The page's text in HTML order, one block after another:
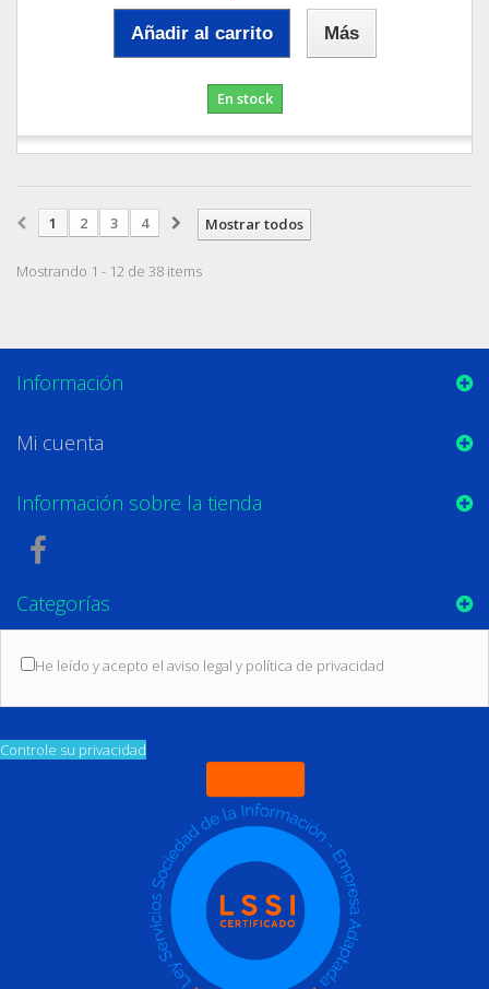
Añadir al carrito Más
En stock
Mostrar todos
1 2 3 4
Mostrando 1 - 12 de 38 items
Información
Mi cuenta
Información sobre la tienda
Categorías
He leído y acepto el aviso legal y política de privacidad
Controle su privacidad